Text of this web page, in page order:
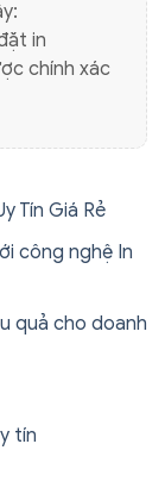
in
chính xác
Tín Giá Rẻ
công nghệ In
quả cho doanh
tín